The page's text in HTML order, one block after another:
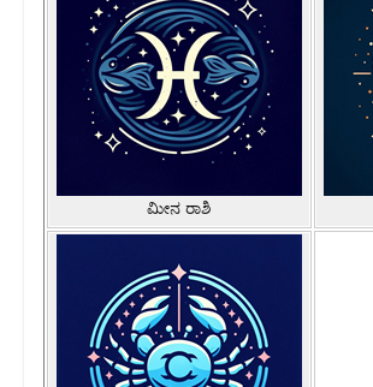
ಮೀನ ರಾಶಿ